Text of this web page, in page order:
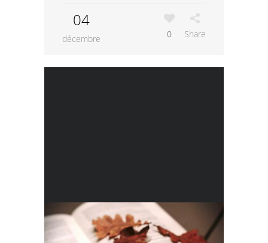
04
décembre 0 Share